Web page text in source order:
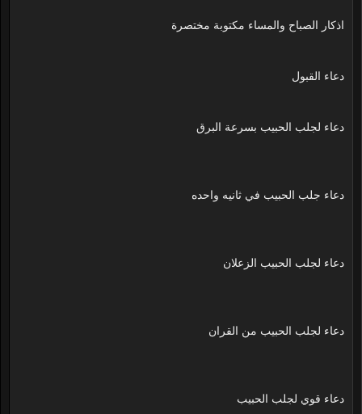
اذكار الصباح والمساء مكتوبة مختصرة
دعاء القبول
دعاء لجلب الحبيب بسرعة البرق
دعاء جلب الحبيب في ثانيه واحده
دعاء لجلب الحبيب الزعلان
دعاء لجلب الحبيب من القران
دعاء قوي لجلب الحبيب